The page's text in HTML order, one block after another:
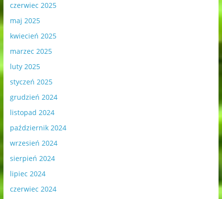
czerwiec 2025
maj 2025
kwiecień 2025
marzec 2025
luty 2025
styczeń 2025
grudzień 2024
listopad 2024
październik 2024
wrzesień 2024
sierpień 2024
lipiec 2024
czerwiec 2024